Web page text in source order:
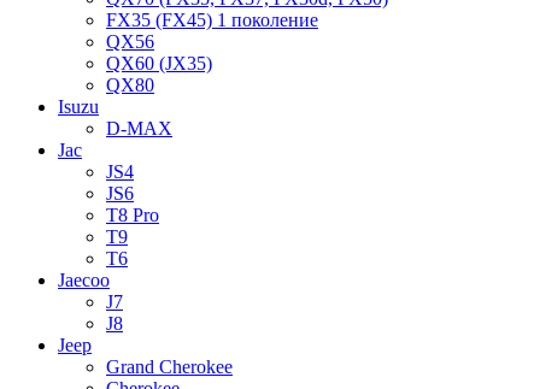
FX35 (FX45) 1 поколение
QX56
QX60 (JX35)
QX80
Isuzu
D-MAX
Jac
JS4
JS6
T8 Pro
T9
T6
Jaecoo
J7
J8
Jeep
Grand Cherokee